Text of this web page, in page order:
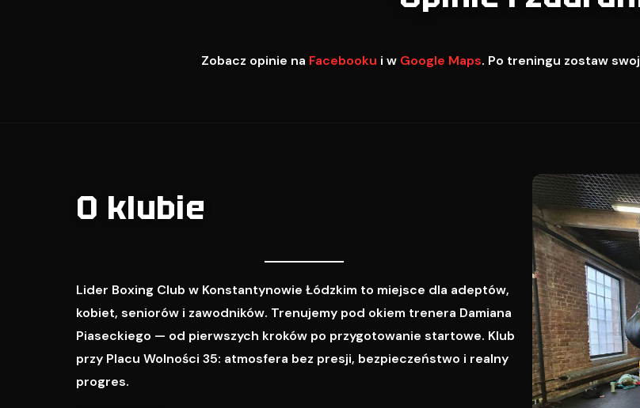
Zobacz opinie na Facebooku i w Google Maps. Po treningu zostaw
O klubie
Lider Boxing Club w Konstantynowie Łódzkim to miejsce dla adeptów,
kobiet, seniorów i zawodników. Trenujemy pod okiem trenera Damiana
Piaseckiego — od pierwszych kroków po przygotowanie startowe. Klub
przy Placu Wolności 35: atmosfera bez presji, bezpieczeństwo i realny
progres.